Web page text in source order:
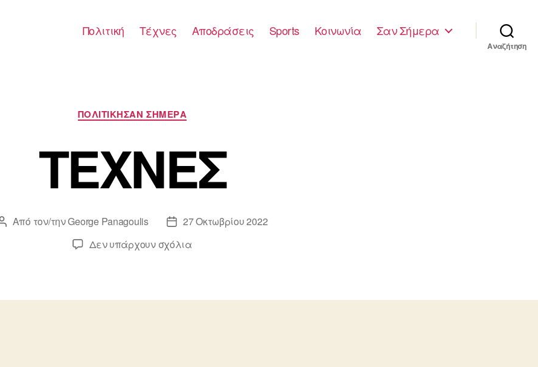
Πολιτική Τέχνες Αποδράσεις Sports Κοινωνία Σαν Σήμερα
Αναζήτηση
Κατηγορίες
ΠΟΛΙΤΙΚΗΣΑΝ ΣΗΜΕΡΑ
ΤΕΧΝΕΣ
Συντάκτης
Από τον/τηνGeorge Panagoulis
Ημ.27 Οκτωβρίου 2022
Δεν υπάρχουν σχόλιαστο